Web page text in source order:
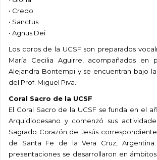
• Credo
• Sanctus
• Agnus Dei
Los coros de la UCSF son preparados
María Cecilia Aguirre, acompañados en
Alejandra Bontempi y se encuentran bajo
del Prof. Miguel Piva.
Coral Sacro de la UCSF
El Coral Sacro de la UCSF se funda en el
Arquidiocesano y comenzó sus
Sagrado Corazón de Jesús
de Santa Fe de la Vera Cruz,
presentaciones se desarrollaron en